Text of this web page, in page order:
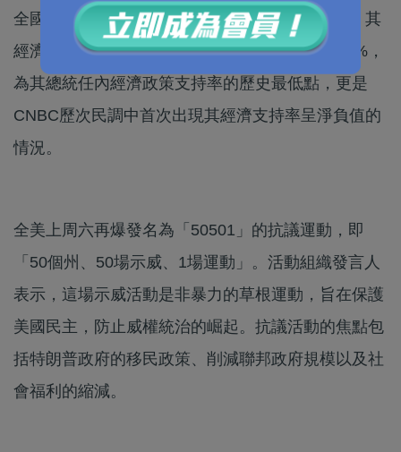
全國廣播公司財經頻道（CNBC）最新民調顯示，其
經濟議題支持率跌至43%，而不支持率則高達55%，
為其總統任內經濟政策支持率的歷史最低點，更是
CNBC歷次民調中首次出現其經濟支持率呈淨負值的
情況。
全美上周六再爆發名為「50501」的抗議運動，即
「50個州、50場示威、1場運動」。活動組織發言人
表示，這場示威活動是非暴力的草根運動，旨在保護
美國民主，防止威權統治的崛起。抗議活動的焦點包
括特朗普政府的移民政策、削減聯邦政府規模以及社
會福利的縮減。